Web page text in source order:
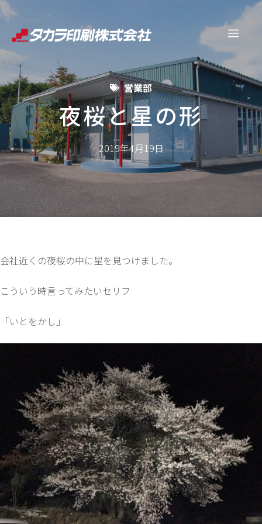
コ
ン
へ
ス
キ
プ
メ
ュ
ー
営業部
夜桜と星の形
2019年4月19日
会社近くの夜桜の中に星を見つけました。
こういう時言ってみたいセリフ
「いとをかし」